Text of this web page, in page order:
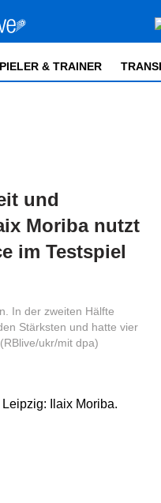
& TRAINER
und
Moriba nutzt
im Testspiel
In der zweiten Hälfte
Stärksten und hatte vier
ukr/mit dpa)